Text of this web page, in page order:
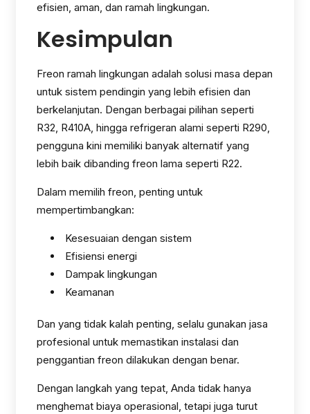
efisien, aman, dan ramah lingkungan.
Kesimpulan
Freon ramah lingkungan adalah solusi masa depan
untuk sistem pendingin yang lebih efisien dan
berkelanjutan. Dengan berbagai pilihan seperti
R32, R410A, hingga refrigeran alami seperti R290,
pengguna kini memiliki banyak alternatif yang
lebih baik dibanding freon lama seperti R22.
Dalam memilih freon, penting untuk
mempertimbangkan:
Kesesuaian dengan sistem
Efisiensi energi
Dampak lingkungan
Keamanan
Dan yang tidak kalah penting, selalu gunakan jasa
profesional untuk memastikan instalasi dan
penggantian freon dilakukan dengan benar.
Dengan langkah yang tepat, Anda tidak hanya
menghemat biaya operasional, tetapi juga turut